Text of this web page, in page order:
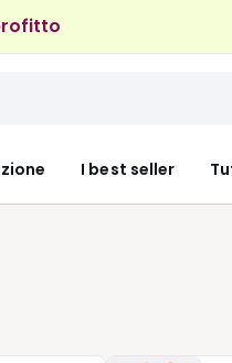
I best seller